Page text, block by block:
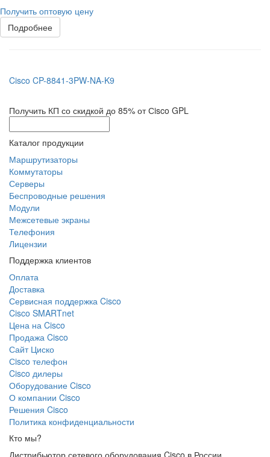
Получить оптовую цену
Подробнее
Cisco CP-8841-3PW-NA-K9
Получить КП со скидкой до 85% от Сisco GPL
Каталог продукции
Маршрутизаторы
Коммутаторы
Серверы
Беспроводные решения
Модули
Межсетевые экраны
Телефония
Лицензии
Поддержка клиентов
Оплата
Доставка
Сервисная поддержка Cisco
Cisco SMARTnet
Цена на Cisco
Продажа Cisco
Сайт Циско
Сisco телефон
Cisco дилеры
Оборудование Cisco
О компании Cisco
Решения Cisco
Политика конфиденциальности
Кто мы?